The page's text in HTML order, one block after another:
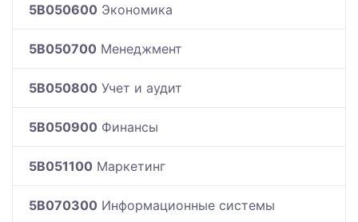
5B050600 Экономика
5B050700 Менеджмент
5B050800 Учет и аудит
5B050900 Финансы
5B051100 Маркетинг
5B070300 Информационные системы